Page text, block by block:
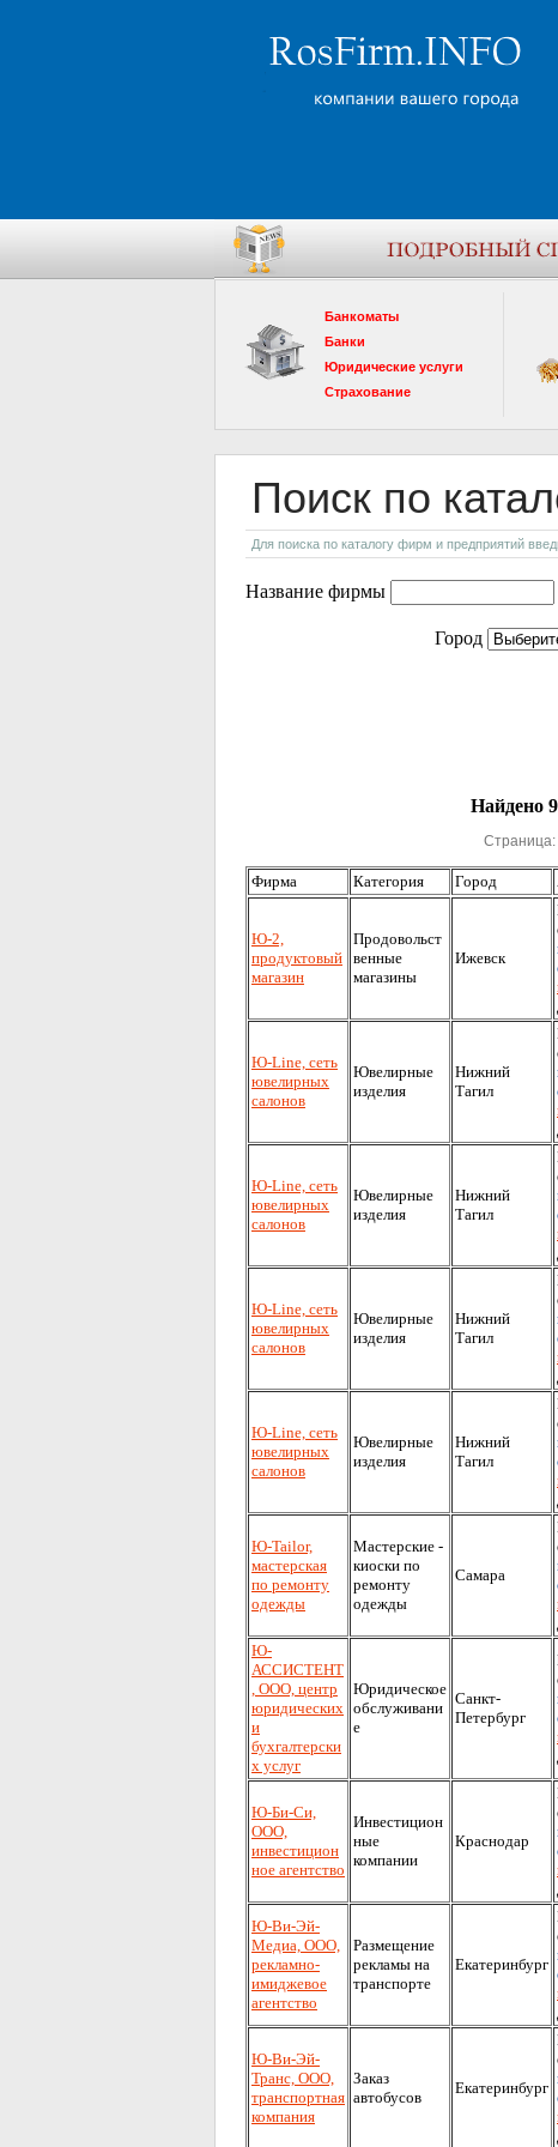
Банкоматы
Банки
Юридические услуги
Страхование
Поиск по
Для поиска по каталогу фирм и предприятий
Название фирмы
Город
Найдено
Страница:
Фирма Категория Город
Ю-2,
продуктовый
магазин
Продовольст
венные
магазины
Ижевск
Ю-Line, сеть
ювелирных
салонов
Ювелирные
изделия
Нижний
Тагил
Ю-Line, сеть
ювелирных
салонов
Ювелирные
изделия
Нижний
Тагил
Ю-Line, сеть
ювелирных
салонов
Ювелирные
изделия
Нижний
Тагил
Ю-Line, сеть
ювелирных
салонов
Ювелирные
изделия
Нижний
Тагил
Ю-Tailor,
мастерская
по ремонту
одежды
Мастерские -
киоски по
ремонту
одежды
Самара
Ю-
АССИСТЕНТ
, ООО, центр
юридических
и
бухгалтерски
х услуг
Юридическое
обслуживани
е
Санкт-
Петербург
Ю-Би-Си,
ООО,
инвестицион
ное агентство
Инвестицион
ные
компании
Краснодар
Ю-Ви-Эй-
Медиа, ООО,
рекламно-
имиджевое
агентство
Размещение
рекламы на
транспорте
Екатеринбург
Ю-Ви-Эй-
Транс, ООО,
транспортная
компания
Заказ
автобусов
Екатеринбург